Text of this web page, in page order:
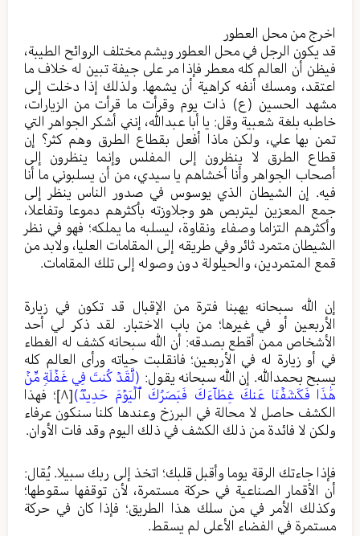
اخرج من محل العطور
قد يكون الرجل في محل العطور ويشم مختلف الروائح الطيبة،
فيظن أن العالم كله معطر فإذا مر على جيفة تبين له خلاف ما
اعتقد، ومسك أنفه كراهية أن يشمها. ولذلك إذا دخلت إلى
مشهد الحسين (ع) ذات يوم وقرأت ما قرأت من الزيارات،
خاطبه بلغة شعبية وقل: يا أبا عبدالله، إنني أشكر الجواهر التي
تمن بها علي، ولكن ماذا أفعل بقطاع الطرق وهم كثر؟ إن
قطاع الطرق لا ينظرون إلى المفلس وإنما ينظرون إلى
أصحاب الجواهر وأنا أخشاهم يا سيدي، من أن يسلبوني ما أنا
فيه. إن الشيطان الذي يوسوس في صدور الناس ينظر إلى
جمع المعزين ليتربص هو وجلاوزته بأكثرهم دموعا وتفاعلا،
وأكثرهم التزاما وصفاء ونقاوة، ليسلبه ما يملكه؛ فهو في نظر
الشيطان متمرد ثائر وفي طريقه إلى المقامات العليا، ولابد من
قمع المتمردين، والحيلولة دون وصوله إلى تلك المقامات.
إن الله سبحانه يهبنا فترة من الإقبال قد تكون في زيارة
الأربعين أو في غيرها؛ من باب الاختبار. لقد ذكر لي أحد
الأشخاص ممن أقطع بصدقه: أن الله سبحانه كشف له الغطاء
في أو زيارة له في الأربعين؛ فانقلبت حياته ورأى العالم كله
يسبح بحمدالله. إن الله سبحانه يقول: (لَّقَدۡ كُنتَ فِي غَفۡلَةࣲ مِّنۡ
هَٰذَا فَكَشَفۡنَا عَنكَ غِطَآءَكَ فَبَصَرُكَ ٱلۡيَوۡمَ حَدِيدࣱ)[٨]
؛ فهذا
الكشف حاصل لا محالة في البرزخ وعندها كلنا سنكون عرفاء
ولكن لا فائدة من ذلك الكشف في ذلك اليوم وقد فات الأوان.
فإذا جاءتك الرقة يوما وأقبل قلبك؛ اتخذ إلى ربك سبيلا. يُقال:
أن الأقمار الصناعية في حركة مستمرة، لأن توقفها سقوطها؛
وكذلك الأمر في من سلك هذا الطريق؛ فإذا كان في حركة
مستمرة في الفضاء الأعلى لم يسقط.